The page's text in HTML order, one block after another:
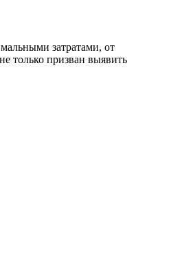
затратами, от
только призван выявить